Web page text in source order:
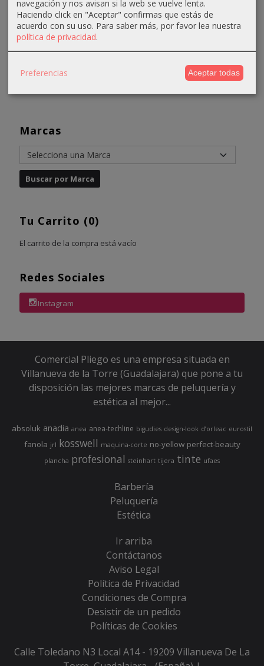
Marcas
Tu Carrito (0)
El carrito de la compra está vacío
Redes Sociales
Instagram
20...
2,90 €
3,90 €
0,70 €
1,10 €
20...
3,50 € 3,50 €
Comercial Pliego es una empresa situada en
Villanueva de la Torre (Guadalajara) que pone a tu
disposición las mejores marcas de peluquería y
estética al mejor...
absoluk anadia anea anea-techline bigudies design-look d’orleac eurostil
fanola jrl kosswell maquina-corte no-yellow perfect-beauty
plancha profesional steinhart tijera tinte ufaes
Barbería
Peluquería
Estética
Ir arriba
Contáctanos
Aviso Legal
Política de Privacidad
Condiciones de Compra
Desistir de un pedido
Políticas de Cookies
Calle Toledano N3 Local A14 - 19209 Villanueva De La
navegación y nos avisan si la web se vuelve lenta.
Haciendo click en "Aceptar" confirmas que estás de
acuerdo con su uso. Para saber más, por favor lea nuestra
política de privacidad.
Preferencias Aceptar todas